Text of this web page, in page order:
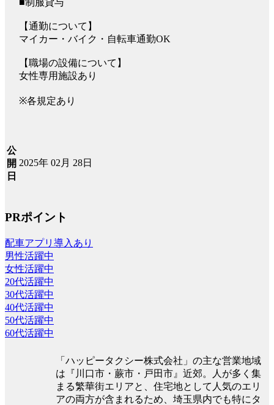
■制服貸与
【通勤について】
マイカー・バイク・自転車通勤OK
【職場の設備について】
女性専用施設あり
※各規定あり
公
開
日
2025年 02月 28日
PRポイント
配車アプリ導入あり
男性活躍中
女性活躍中
20代活躍中
30代活躍中
40代活躍中
50代活躍中
60代活躍中
「ハッピータクシー株式会社」の主な営業地域
は『川口市・蕨市・戸田市』近郊。人が多く集
まる繁華街エリアと、住宅地として人気のエリ
アの両方が含まれるため、埼玉県内でも特にタ